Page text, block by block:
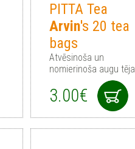
PITTA Tea
Arvin's 20 tea
bags
Atvēsinoša un
nomierinoša augu tēja
3.00€